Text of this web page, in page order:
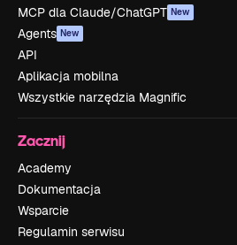
MCP dla Claude/ChatGPT New
Agents New
API
Aplikacja mobilna
Wszystkie narzędzia Magnific
Zacznij
Academy
Dokumentacja
Wsparcie
Regulamin serwisu